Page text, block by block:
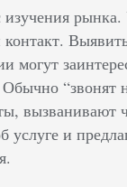
рынка.
могут
“звонят
вызванивают
услуге и